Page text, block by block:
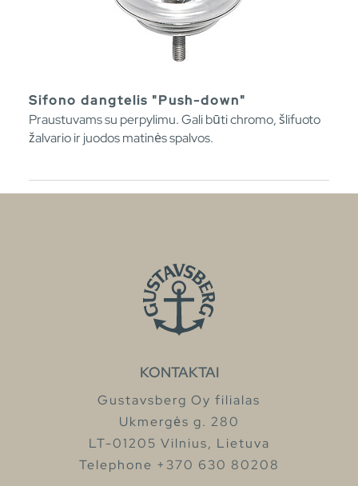
Sifono dangtelis "Push-down"
Praustuvams su perpylimu. Gali būti chromo, šlifuoto
žalvario ir juodos matinės spalvos.
KONTAKTAI
Gustavsberg Oy filialas
Ukmergės g. 280
LT-01205 Vilnius, Lietuva
Telephone +370 630 80208